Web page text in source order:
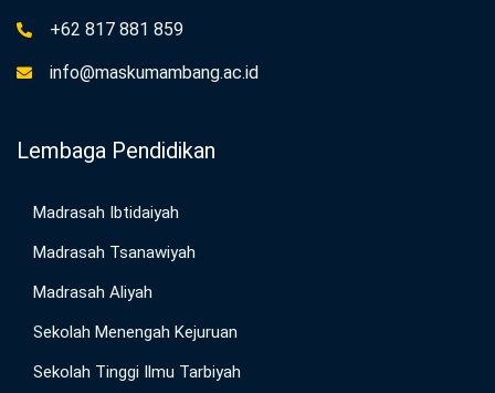
+62 817 881 859
info@maskumambang.ac.id
Lembaga Pendidikan
Madrasah Ibtidaiyah
Madrasah Tsanawiyah
Madrasah Aliyah
Sekolah Menengah Kejuruan
Sekolah Tinggi Ilmu Tarbiyah